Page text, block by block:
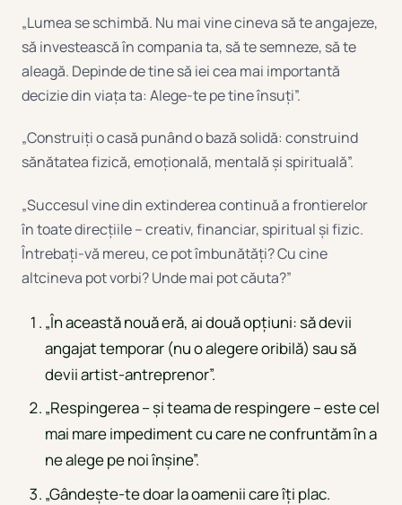
„Lumea se schimbă. Nu mai vine cineva să te angajeze,
să investească în compania ta, să te semneze, să te
aleagă. Depinde de tine să iei cea mai importantă
decizie din viața ta: Alege-te pe tine însuți”.
„Construiți o casă punând o bază solidă: construind
sănătatea fizică, emoțională, mentală și spirituală”.
„Succesul vine din extinderea continuă a frontierelor
în toate direcțiile – creativ, financiar, spiritual și fizic.
Întrebați-vă mereu, ce pot îmbunătăți? Cu cine
altcineva pot vorbi? Unde mai pot căuta?”
„În această nouă eră, ai două opțiuni: să devii
angajat temporar (nu o alegere oribilă) sau să
devii artist-antreprenor”.
„Respingerea – și teama de respingere – este cel
mai mare impediment cu care ne confruntăm în a
ne alege pe noi înșine”.
„Gândește-te doar la oamenii care îți plac.